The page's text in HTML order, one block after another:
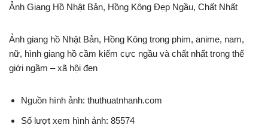
Ảnh Giang Hồ Nhật Bản, Hồng Kông Đẹp Ngầu, Chất Nhất
Ảnh giang hồ Nhật Bản, Hồng Kông trong phim, anime, nam,
nữ, hình giang hồ cầm kiếm cực ngầu và chất nhất trong thế
giới ngầm – xã hội đen
Nguồn hình ảnh: thuthuatnhanh.com
Số lượt xem hình ảnh: 85574